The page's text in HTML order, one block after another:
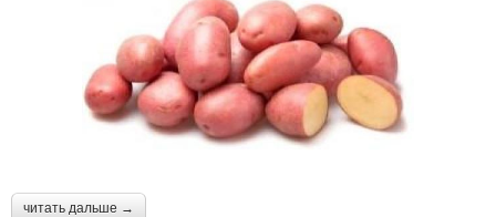
читать дальше →